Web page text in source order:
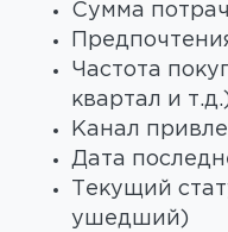
Сумма
Частота
квартал и
Канал
Дата
Текущий
ушедший)